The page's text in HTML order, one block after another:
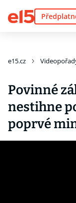
e15.cz
Povinné
nestihne
poprvé